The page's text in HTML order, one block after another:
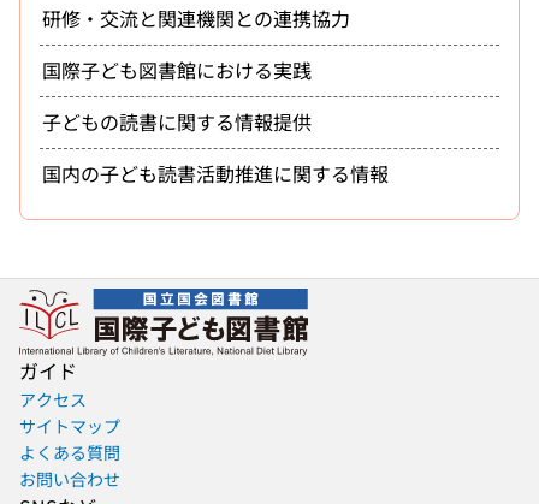
研修・交流と関連機関との連携協力
国際子ども図書館における実践
子どもの読書に関する情報提供
国内の子ども読書活動推進に関する情報
ガイド
アクセス
サイトマップ
よくある質問
お問い合わせ